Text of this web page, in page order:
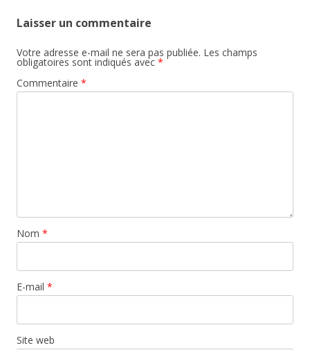
Laisser un commentaire
Votre adresse e-mail ne sera pas publiée. Les champs
obligatoires sont indiqués avec *
Commentaire *
Nom *
E-mail *
Site web